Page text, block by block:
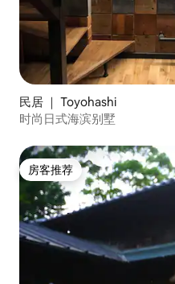
民居 ｜ Toyohashi
时尚日式海滨别墅
房客推荐
房客推荐